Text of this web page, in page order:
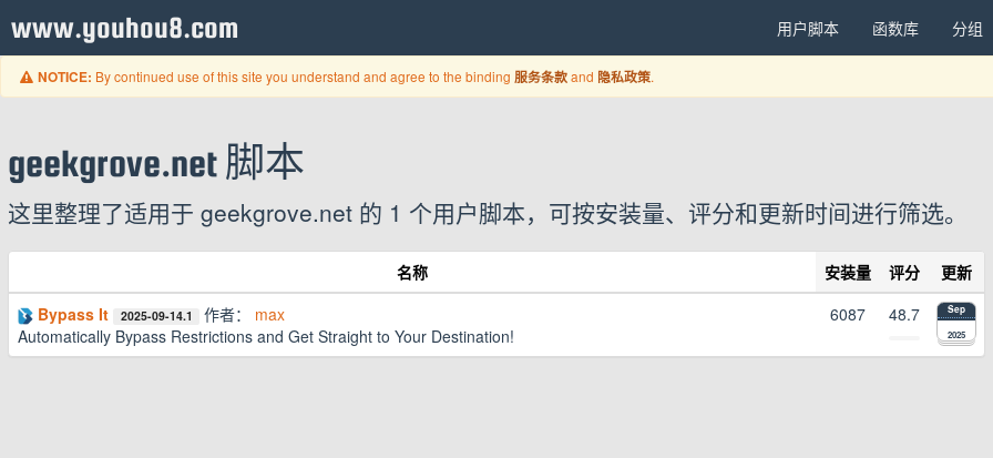
www.youhou8.com 用户脚本 函数库 分组
NOTICE: By continued use of this site you understand and agree to the binding 服务条款and 隐私政策.
geekgrove.net 脚本
这里整理了适用于 geekgrove.net 的 1 个用户脚本，可按安装量、评分和更新时间进行筛选。
名称 安装量 评分
更新
Bypass It
2025-09-14.1 作者： max
Automatically Bypass Restrictions and Get Straight to Your Destination!
6087 48.7 Sep
2025